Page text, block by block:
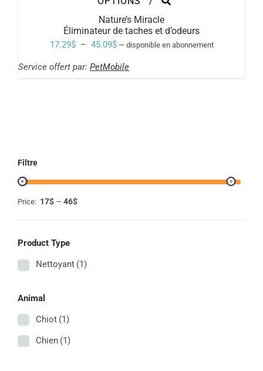
A
PLUSIEURS
VARIATIONS.
Nature’s Miracle
Éliminateur de taches et d’odeurs
17.29$ – 45.09$Plage
de
—disponible en abonnement
Service offert par: PetMobile
Filtre
Price: 17$ — 46$
Product Type
Nettoyant (1)
Animal
Chiot (1)
Chien (1)